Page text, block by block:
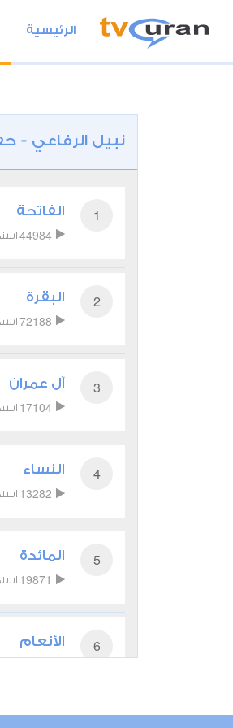
الرئيسية
نبيل الرفاعي
1 الفاتحة
44984
2 البقرة
72188
3 آل عمران
17104
4 النساء
13282
5 المائدة
19871
6 الأنعام